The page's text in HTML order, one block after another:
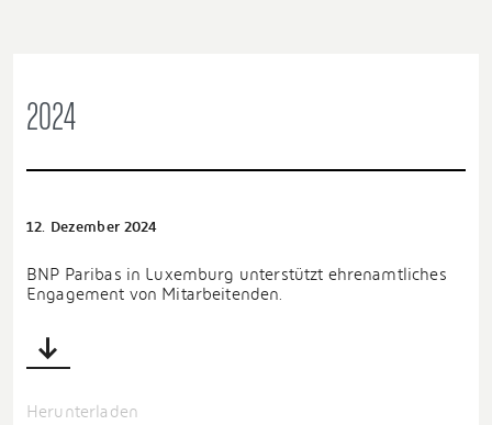
2024
12. Dezember 2024
BNP Paribas in Luxemburg unterstützt ehrenamtliches
Engagement von Mitarbeitenden.
Herunterladen